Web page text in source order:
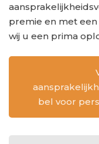
premie en met
wij u een prima
bel voor